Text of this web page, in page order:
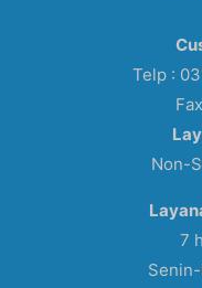
Telp :
Non-
7